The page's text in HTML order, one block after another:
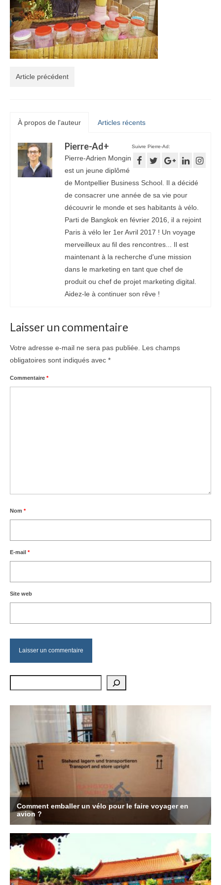
Article précédent
À propos de l'auteur Articles récents
Suivre Pierre-Ad:
Pierre-Ad+
Pierre-Adrien Mongin
est un jeune diplômé
de Montpellier Business School. Il a décidé
de consacrer une année de sa vie pour
découvrir le monde et ses habitants à vélo.
Parti de Bangkok en février 2016, il a rejoint
Paris à vélo ler 1er Avril 2017 ! Un voyage
merveilleux au fil des rencontres... Il est
maintenant à la recherche d'une mission
dans le marketing en tant que chef de
produit ou chef de projet marketing digital.
Aidez-le à continuer son rêve !
Laisser un commentaire
Votre adresse e-mail ne sera pas publiée.
Les champs
obligatoires sont indiqués avec *
Commentaire *
Nom *
E-mail *
Site web